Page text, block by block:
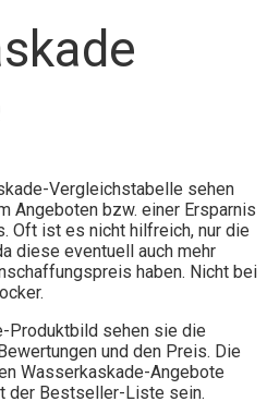
Vergleichstabelle sehen
Angeboten bzw. einer Ersparnis
Oft ist es nicht hilfreich, nur die
diese eventuell auch mehr
haben. Nicht bei
Produktbild sehen sie die
und den Preis. Die
Wasserkaskade-Angebote
der Bestseller-Liste sein.